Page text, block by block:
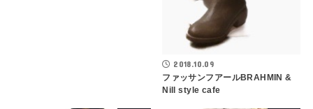
2018.10.09
ファッサンフアールBRAHMIN &
Nill style cafe